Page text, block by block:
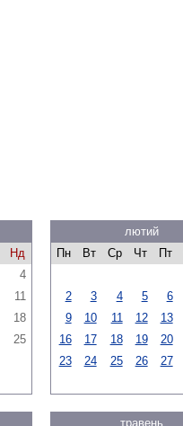
Нд
4
11
18
25
лютий
Пн
Вт Ср Чт Пт
2
3 4 5 6
9
10 11 12 13
16
17 18 19 20
23
24 25 26 27
травень